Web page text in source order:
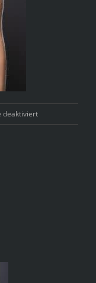
deaktiviertfür
_8502016